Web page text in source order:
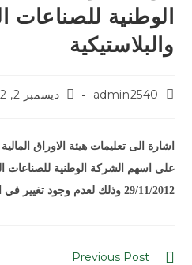
الوطنية للصناعات
والبلاستيكية
admin2540 ديسمبر 2, 2012
على اسهم الشركة الوطنية للصناعات
29/11/2012 وذلك لعدم وجود تغيير في المركز المالي.
Previous Post